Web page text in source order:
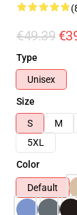
€49.39
Type
Unisex
Size
S
M
5XL
Color
Default